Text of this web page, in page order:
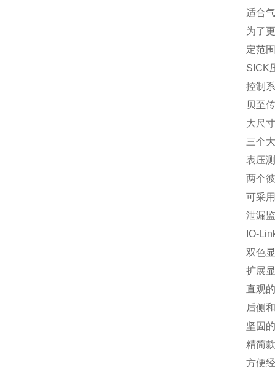
适合
为了
定范
SICK
控制
贝至
大尺
三个
表压
两个
可采
泄漏
IO-
双色
扩展
直观
后侧
坚固
精简
方便